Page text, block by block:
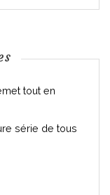
tout en
série de tous